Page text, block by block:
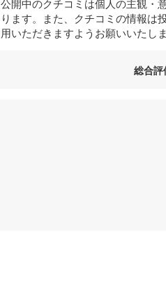
公開中のクチコミは個人の主観・
ります。また、クチコミの情報は
用いただきますようお願いいたし
総合評